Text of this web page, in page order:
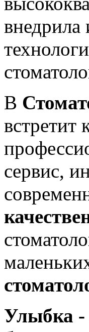
внедрила
В
встретит
сервис,
Улыбка